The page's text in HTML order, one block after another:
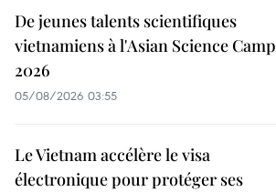
De jeunes talents scientifiques
vietnamiens à l'Asian Science Camp
2026
05/08/2026 03:55
Le Vietnam accélère le visa
électronique pour protéger ses